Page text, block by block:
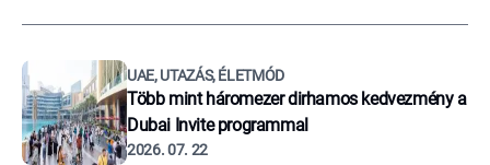
UAE, UTAZÁS, ÉLETMÓD
Több mint háromezer dirhamos kedvezmény a
Dubai Invite programmal
2026. 07. 22